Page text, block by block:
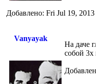
Добавлено: Fri Jul 19,
Vanyayak
На даче
собой